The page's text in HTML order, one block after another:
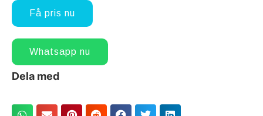
Få pris nu
Whatsapp nu
Dela med